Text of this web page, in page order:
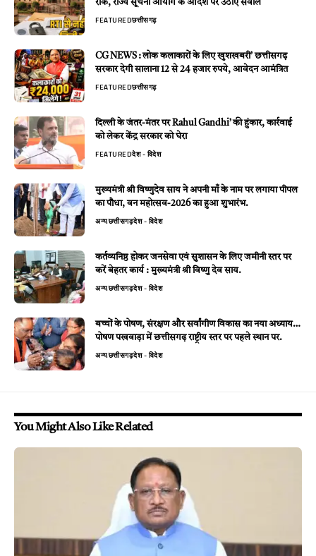
रोक, राज्य सूचना आयोग के आदेश पर उठाए सवाल
FEATUREDछत्तीसगढ़
CG NEWS : लोक कलाकारों के लिए खुशखबरी’ छत्तीसगढ़
सरकार देगी सालाना 12 से 24 हजार रुपये, आवेदन आमंत्रित
FEATUREDछत्तीसगढ़
दिल्ली के जंतर-मंतर पर Rahul Gandhi’ की हुंकार, कार्रवाई
को लेकर केंद्र सरकार को घेरा
FEATUREDदेश - विदेश
मुख्यमंत्री श्री विष्णुदेव साय ने अपनी माँ के नाम पर लगाया पीपल
का पौधा, वन महोत्सव-2026 का हुआ शुभारंभ.
अन्यछत्तीसगढ़देश - विदेश
कर्तव्यनिष्ठ होकर जनसेवा एवं सुशासन के लिए जमीनी स्तर पर
करें बेहतर कार्य : मुख्यमंत्री श्री विष्णु देव साय.
अन्यछत्तीसगढ़देश - विदेश
बच्चों के पोषण, संरक्षण और सर्वांगीण विकास का नया अध्याय…
पोषण पखवाड़ा में छत्तीसगढ़ राष्ट्रीय स्तर पर पहले स्थान पर.
अन्यछत्तीसगढ़देश - विदेश
You Might Also Like Related